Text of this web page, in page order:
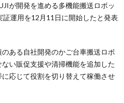
が開発を進める多機能搬送ロボッ
証運用を12月11日に開始したと発表
ある自社開発のかご台車搬送ロボ
い販促支援や清掃機能を追加した
応じて役割を切り替えて稼働させ